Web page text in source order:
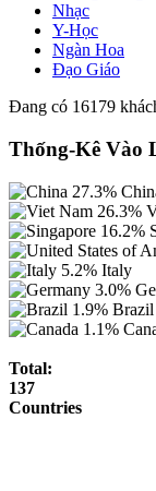
Nhạc
Y-Học
Ngàn Hoa
Đạo Giáo
Đang có 16179
Thống-Kê Vào
27.3%
26.3%
16.2%
5.2% Italy
3.0%
1.9% Brazil
1.1%
Total:
137
Countries